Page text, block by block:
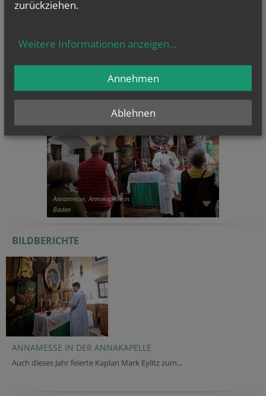
CHRONIK
Annamesse, Annakapelle in
Baden
BILDBERICHTE
ANNAMESSE IN DER ANNAKAPELLE
Auch dieses Jahr feierte Kaplan Mark Eylitz zum...
zurückziehen.
Weitere Informationen anzeigen...
Ablehnen
Annehmen